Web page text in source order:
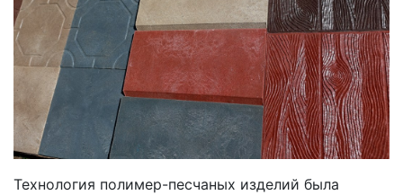
Технология полимер-песчаных изделий была